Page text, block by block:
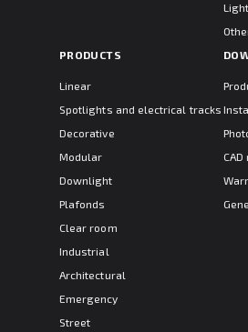
PRODUCTS
Linear
Spotlights and electrical tracks
Decorative
Modular
Downlight
Plafonds
Clear room
Industrial
Architectural
Emergency
Street